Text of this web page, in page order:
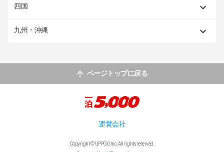
四国
九州・沖縄
ページトップに戻る
運営会社
Copyright © UPPGO Inc. All rights reserved.